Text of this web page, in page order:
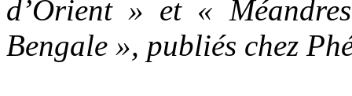
d’Orient » et «
Bengale », publiés chez